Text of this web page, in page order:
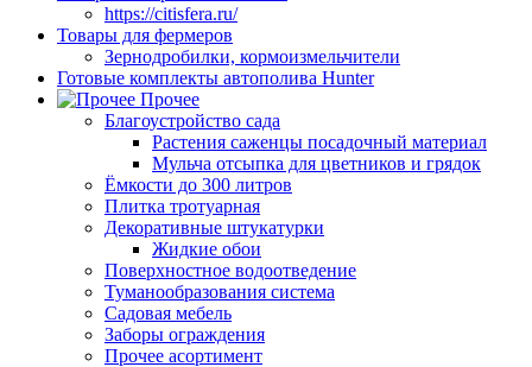
https://citisfera.ru/
Товары для фермеров
Зернодробилки, кормоизмельчители
Готовые комплекты автополива Hunter
Прочее
Благоустройство сада
Растения саженцы посадочный материал
Мульча отсыпка для цветников и грядок
Ёмкости до 300 литров
Плитка тротуарная
Декоративные штукатурки
Жидкие обои
Поверхностное водоотведение
Туманообразования система
Садовая мебель
Заборы ограждения
Прочее асортимент